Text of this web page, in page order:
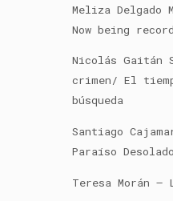
Meliza
Now being
Nicolás Gaitán
crimen/ El
búsqueda
Santiago
Paraíso Desolado
Teresa Morán –